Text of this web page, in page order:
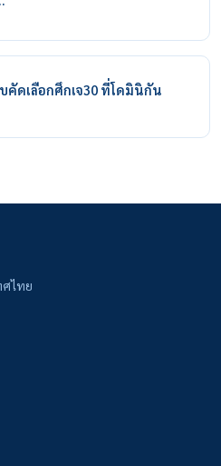
คัดเลือกศึกเจ30 ที่โดมินิกัน
ไทย